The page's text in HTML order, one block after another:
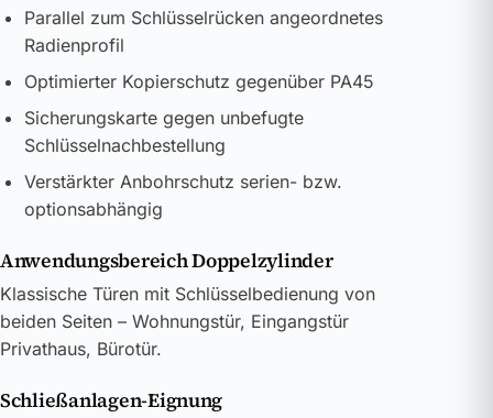
Parallel zum Schlüsselrücken angeordnetes
Radienprofil
Optimierter Kopierschutz gegenüber PA45
Sicherungskarte gegen unbefugte
Schlüsselnachbestellung
Verstärkter Anbohrschutz serien- bzw.
optionsabhängig
Anwendungsbereich Doppelzylinder
Klassische Türen mit Schlüsselbedienung von
beiden Seiten – Wohnungstür, Eingangstür
Privathaus, Bürotür.
Schließanlagen-Eignung